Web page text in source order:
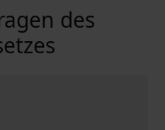
des